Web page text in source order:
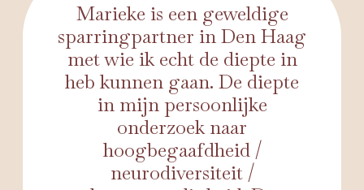
Marieke is een geweldige
sparringpartner in Den Haag
met wie ik echt de diepte in
heb kunnen gaan. De diepte
in mijn persoonlijke
onderzoek naar
hoogbegaafdheid /
neurodiversiteit /